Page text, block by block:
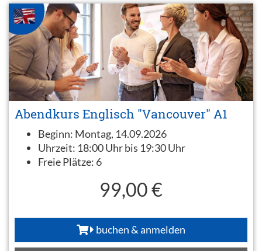
Abendkurs Englisch "Vancouver" A1
Beginn: Montag, 14.09.2026
Uhrzeit: 18:00 Uhr bis 19:30 Uhr
Freie Plätze: 6
99,00 €
buchen & anmelden